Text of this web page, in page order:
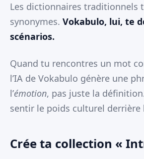
Les dictionnaires traditionnels
synonymes. Vokabulo, lui, te
scénarios.
Quand tu rencontres un mot
l’IA de Vokabulo génère une
l’émotion, pas juste la définition.
sentir le poids culturel derrière
Crée ta collection «